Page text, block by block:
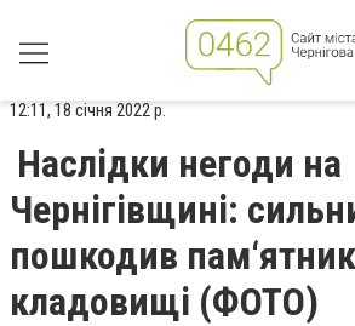
12:11, 18 січня 2022 р.
Наслідки негоди на
Чернігівщині:
пошкодив
кладовищі (ФОТО)